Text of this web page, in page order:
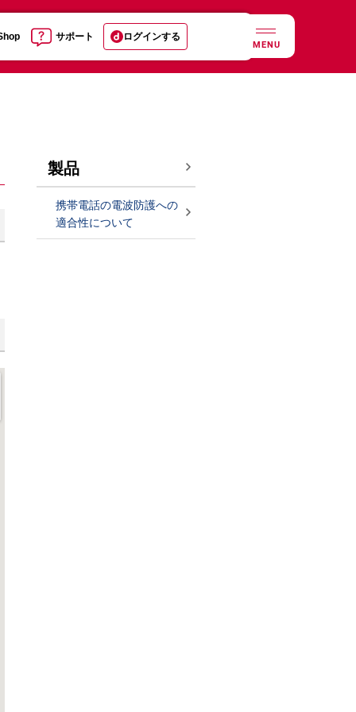
サポート ログインする
MENU
製品
携帯電話の電波防護への
適合性について